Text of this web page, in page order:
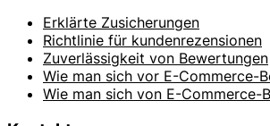
Erklärte Zusicherungen
Richtlinie für kundenrezensionen
Zuverlässigkeit von Bewertungen
Wie man sich vor E-Commerce-
Wie man sich von E-Commerce-